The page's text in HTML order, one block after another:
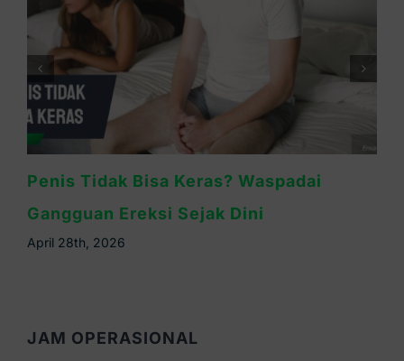
Penis Tidak Bisa Keras? Waspadai
Gangguan Ereksi Sejak Dini
April 28th, 2026
JAM OPERASIONAL